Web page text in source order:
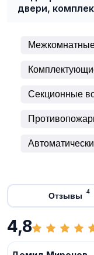
двери,
Секционные
Отзывы 4
4,8